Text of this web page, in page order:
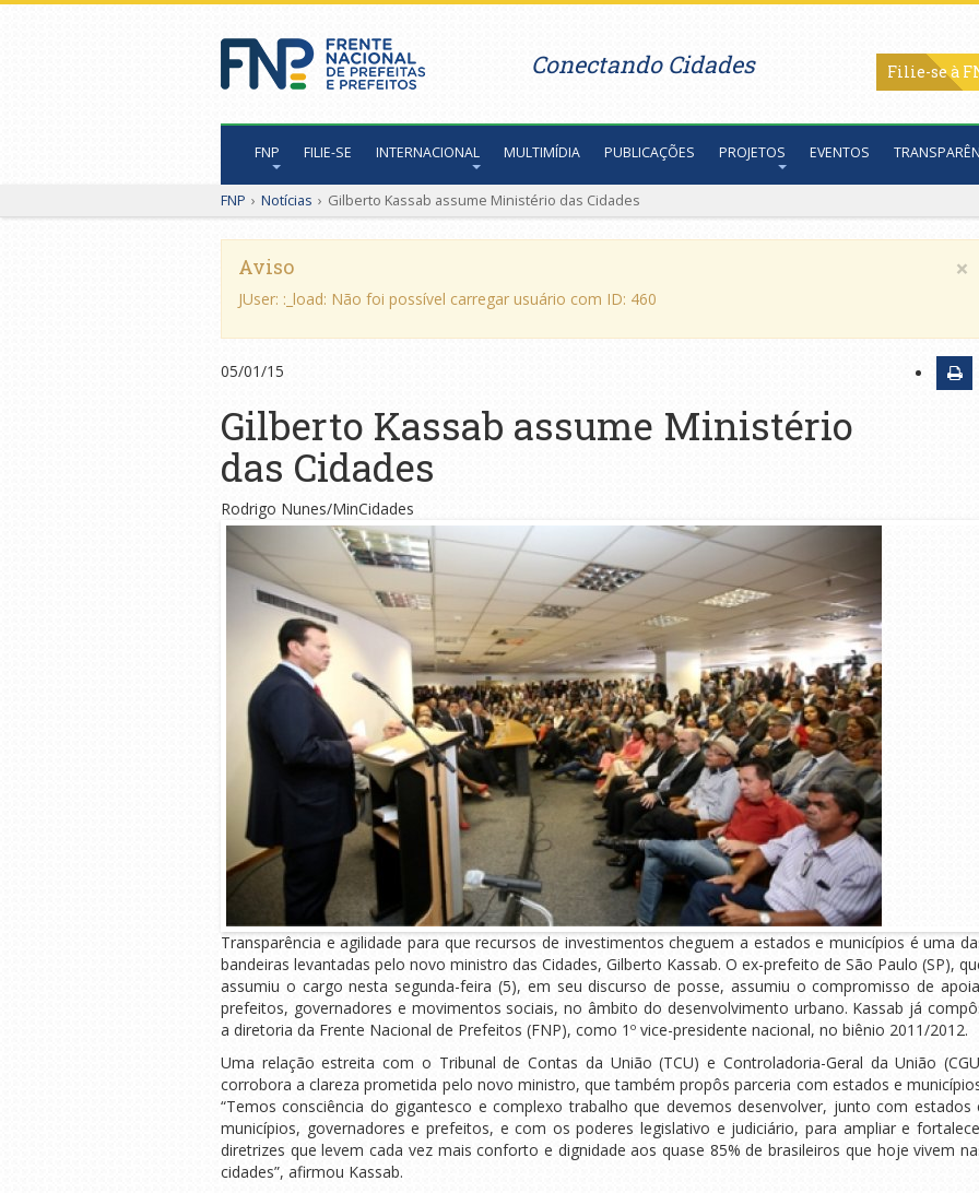
Conectando Cidades Filie-se
FNP FILIE-SE INTERNACIONAL MULTIMÍDIA PUBLICAÇÕES PROJETOS EVENTOS
FNP › Notícias › Gilberto Kassab assume Ministério das Cidades
×
Aviso
JUser: :_load: Não foi possível carregar usuário com ID: 460
05/01/15
Gilberto Kassab assume Ministério
das Cidades
Rodrigo Nunes/MinCidades
Transparência e agilidade para que recursos de investimentos cheguem a estados e municípios é uma
bandeiras levantadas pelo novo ministro das Cidades, Gilberto Kassab. O ex-prefeito de São Paulo (SP),
assumiu o cargo nesta segunda-feira (5), em seu discurso de posse, assumiu o compromisso de
prefeitos, governadores e movimentos sociais, no âmbito do desenvolvimento urbano. Kassab já
a diretoria da Frente Nacional de Prefeitos (FNP), como 1º vice-presidente nacional, no biênio 2011/2012.
Uma relação estreita com o Tribunal de Contas da União (TCU) e Controladoria-Geral da União
corrobora a clareza prometida pelo novo ministro, que também propôs parceria com estados e
“Temos consciência do gigantesco e complexo trabalho que devemos desenvolver, junto com estados
municípios, governadores e prefeitos, e com os poderes legislativo e judiciário, para ampliar e
diretrizes que levem cada vez mais conforto e dignidade aos quase 85% de brasileiros que hoje vivem
cidades”, afirmou Kassab.